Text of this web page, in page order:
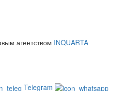
агентством INQUARTA
Telegram